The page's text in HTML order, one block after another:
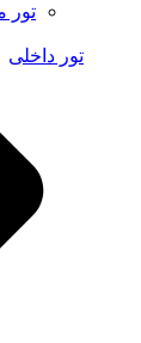
تور
تور داخلی